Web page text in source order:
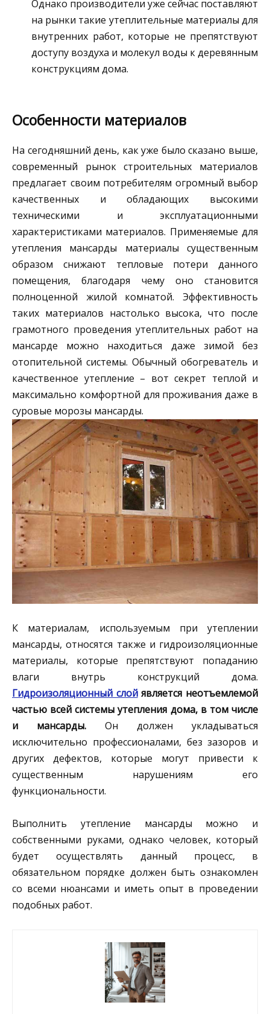
Однако производители уже сейчас поставляют
на рынки такие утеплительные материалы для
внутренних работ, которые не препятствуют
доступу воздуха и молекул воды к деревянным
конструкциям дома.
Особенности материалов
На сегодняшний день, как уже было сказано выше,
современный рынок строительных материалов
предлагает своим потребителям огромный выбор
качественных и обладающих высокими
техническими и эксплуатационными
характеристиками материалов. Применяемые для
утепления мансарды материалы существенным
образом снижают тепловые потери данного
помещения, благодаря чему оно становится
полноценной жилой комнатой. Эффективность
таких материалов настолько высока, что после
грамотного проведения утеплительных работ на
мансарде можно находиться даже зимой без
отопительной системы. Обычный обогреватель и
качественное утепление – вот секрет теплой и
максимально комфортной для проживания даже в
суровые морозы мансарды.
К материалам, используемым при утеплении
мансарды, относятся также и гидроизоляционные
материалы, которые препятствуют попаданию
влаги внутрь конструкций дома.
Гидроизоляционный слойявляется неотъемлемой
частью всей системы утепления дома, в том числе
и мансарды. Он должен укладываться
исключительно профессионалами, без зазоров и
других дефектов, которые могут привести к
существенным нарушениям его
функциональности.
Выполнить утепление мансарды можно и
собственными руками, однако человек, который
будет осуществлять данный процесс, в
обязательном порядке должен быть ознакомлен
со всеми нюансами и иметь опыт в проведении
подобных работ.